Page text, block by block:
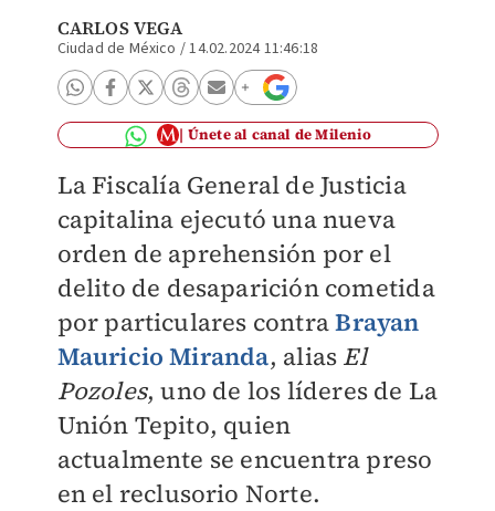
CARLOS VEGA
Ciudad de México /14.02.2024 11:46:18
Únete al canal de Milenio
La Fiscalía General de Justicia
capitalina ejecutó una nueva
orden de aprehensión por el
delito de desaparición cometida
por particulares contraBrayan
Mauricio Miranda, alias El
Pozoles, uno de los líderes de La
Unión Tepito, quien
actualmente se encuentra preso
en el reclusorio Norte.